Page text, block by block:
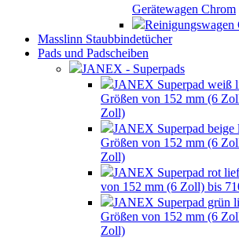
Gerätewagen Chrom
Reinigungswagen
Masslinn Staubbindetücher
Pads und Padscheiben
JANEX - Superpads
JANEX Superpad weiß
Größen von 152 mm (6
Zoll)
JANEX Superpad beige
Größen von 152 mm (6
Zoll)
JANEX Superpad rot
von 152 mm (6 Zoll) bis
JANEX Superpad grün
Größen von 152 mm (6
Zoll)